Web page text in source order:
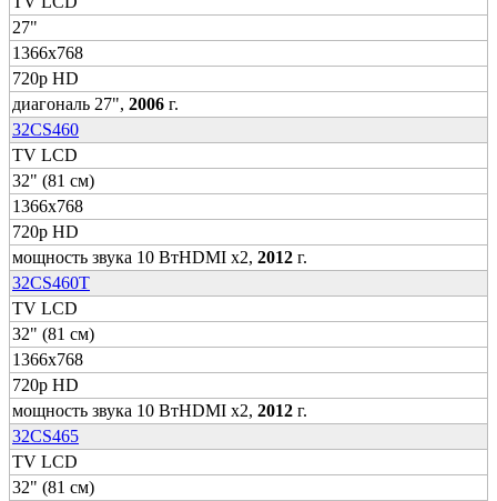
27"
1366x768
720p HD
диагональ 27", 2006 г.
32CS460
TV LCD
32" (81 см)
1366x768
720p HD
мощность звука 10 ВтHDMI x2, 2012 г.
32CS460T
TV LCD
32" (81 см)
1366x768
720p HD
мощность звука 10 ВтHDMI x2, 2012 г.
32CS465
TV LCD
32" (81 см)